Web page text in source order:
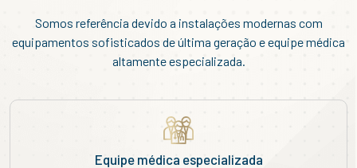
Somos referência devido a instalações modernas com
equipamentos sofisticados de última geração e equipe médica
altamente especializada.
Equipe médica especializada